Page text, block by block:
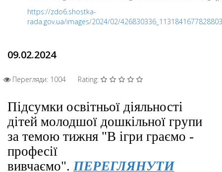
https://zdo6.shostka-
rada.gov.ua/images/2024/02/
09.02.2024
Перегляди: 1004 Rating:
Підсумки освітньої діяльності
дітей молодшої дошкільної групи
за темою тижня "В ігри граємо -
професії
вивчаємо". ПЕРЕГЛЯНУТИ